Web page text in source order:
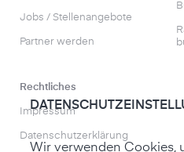
Jobs / Stellenangebote
Partner werden
Rechtliches
Impressum
Datenschutzerklärung
Wir verwenden Cookies,